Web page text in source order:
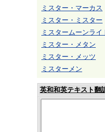
ミスター・マーカス
ミスター・ミスター
ミスタームーンライ
ミスター・メタン
ミスター・メッツ
ミスターメン
英和和英テキスト翻